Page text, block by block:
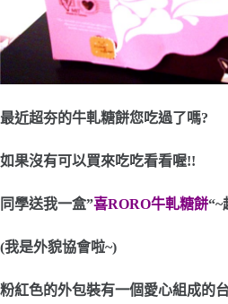
最近超夯的牛軋糖餅您吃過了嗎?
如果沒有可以買來吃吃看看喔!!
同學送我一盒”喜RORO牛軋糖餅“~
(我是外貌協會啦~)
粉紅色的外包裝有一個愛心組成的